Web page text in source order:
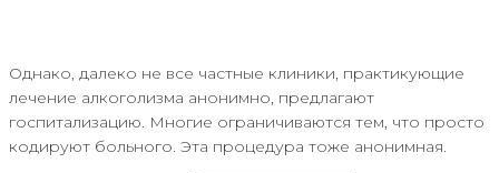
Однако, далеко не все частные клиники, практикующие
лечение алкоголизма анонимно, предлагают
госпитализацию. Многие ограничиваются тем, что просто
кодируют больного. Эта процедура тоже анонимная.